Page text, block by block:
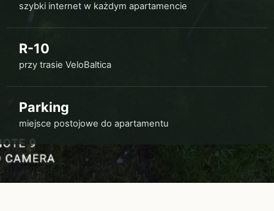
szybki internet w każdym apartamencie
R-10
przy trasie VeloBaltica
Parking
miejsce postojowe do apartamentu